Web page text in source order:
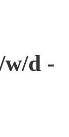
w/d -